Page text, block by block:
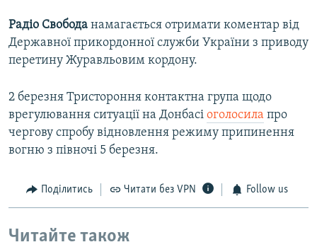
Радіо Свобода намагається отримати коментар від
Державної прикордонної служби України з приводу
перетину Журавльовим кордону.
2 березня Тристороння контактна група щодо
врегулювання ситуації на Донбасі оголосила про
чергову спробу відновлення режиму припинення
вогню з півночі 5 березня.
Поділитись Читати без VPN Follow us
Читайте також